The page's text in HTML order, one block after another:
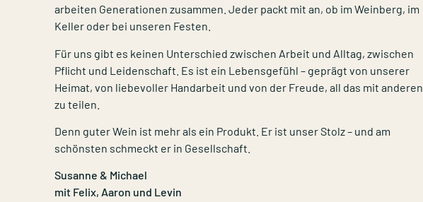
arbeiten Generationen zusammen. Jeder packt mit an, ob im Weinberg, im
Keller oder bei unseren Festen.
Für uns gibt es keinen Unterschied zwischen Arbeit und Alltag, zwischen
Pflicht und Leidenschaft. Es ist ein Lebensgefühl – geprägt von unserer
Heimat, von liebevoller Handarbeit und von der Freude, all das mit anderen
zu teilen.
Denn guter Wein ist mehr als ein Produkt. Er ist unser Stolz – und am
schönsten schmeckt er in Gesellschaft.
Susanne & Michael
mit Felix, Aaron und Levin